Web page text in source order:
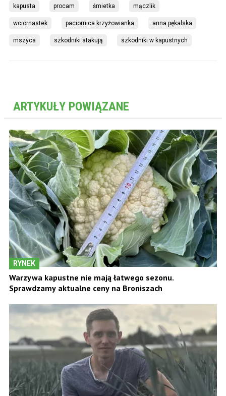
kapusta procam śmietka mączlik
wciornastek paciornica krzyżowianka anna pękalska
mszyca szkodniki atakują szkodniki w kapustnych
ARTYKUŁY POWIĄZANE
RYNEK
Warzywa kapustne nie mają łatwego sezonu.
Sprawdzamy aktualne ceny na Broniszach